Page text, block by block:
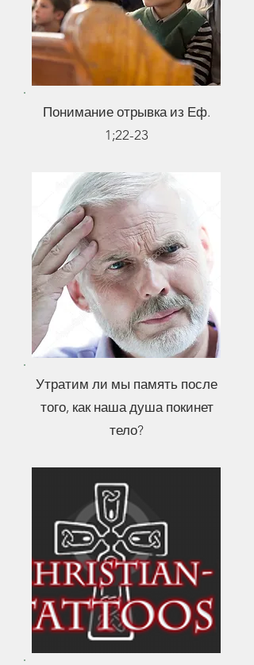
Понимание отрывка из Еф.
1;22-23
Утратим ли мы память после
того, как наша душа покинет
тело?